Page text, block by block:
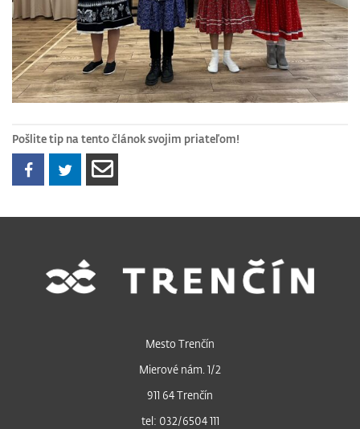
Pošlite tip na tento článok svojim priateľom!
Mesto Trenčín
Mierové nám. 1/2
911 64 Trenčín
tel: 032/6504 111